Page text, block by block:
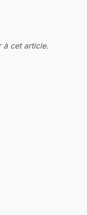
à cet article.